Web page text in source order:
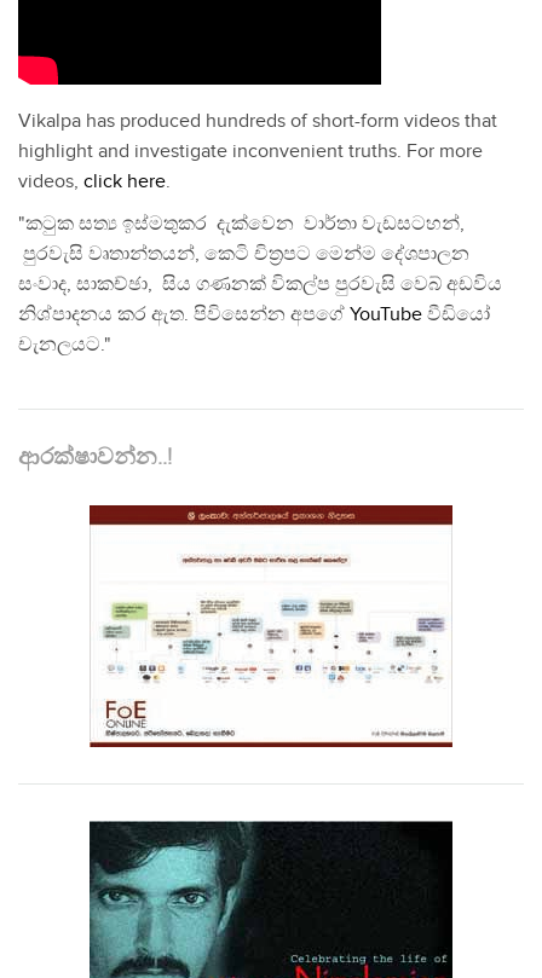
Vikalpa has produced hundreds of short-form videos that
highlight and investigate inconvenient truths. For more
videos, click here.
"කටුක සත්‍ය ඉස්මතුකර දැක්වෙන වාර්තා වැඩසටහන්,
පුරවැසි වෘතාන්තයන්, කෙටි චිත්‍රපට මෙන්ම දේශපාලන
සංවාද, සාකච්ඡා, සිය ගණනක් විකල්ප පුරවැසි වෙබ් අඩවිය
නිශ්පාදනය කර ඇත. පිවිසෙන්න අපගේ YouTube වීඩියෝ
චැනලයට."
ආරක්ෂාවන්න..!